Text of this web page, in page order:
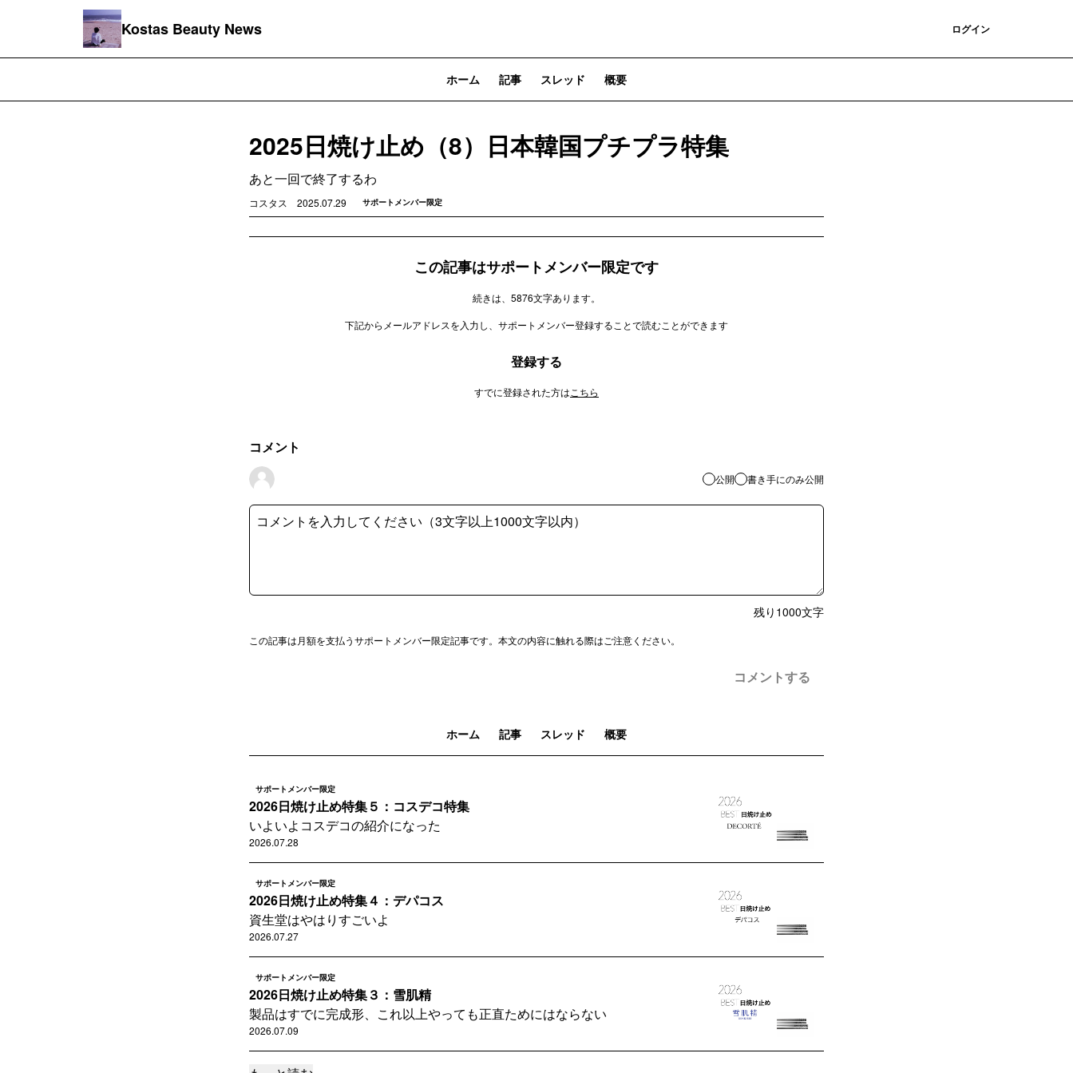
Kostas Beauty News ログイン
ホーム 記事 スレッド 概要
2025日焼け止め（8）日本韓国プチプラ特集
あと一回で終了するわ
コスタス 2025.07.29 サポートメンバー限定
この記事はサポートメンバー限定です
続きは、5876文字あります。
下記からメールアドレスを入力し、サポートメンバー登録することで読むことができます
登録する
すでに登録された方は こちら
コメント
公開 書き手にのみ公開
残り 1000文字
この記事は月額を支払うサポートメンバー限定記事です。本文の内容に触れる際はご注意ください。
コメントする
ホーム 記事 スレッド 概要
サポートメンバー限定
2026日焼け止め特集５：コスデコ特集
いよいよコスデコの紹介になった
2026.07.28
サポートメンバー限定
2026日焼け止め特集４：デパコス
資生堂はやはりすごいよ
2026.07.27
サポートメンバー限定
2026日焼け止め特集３：雪肌精
製品はすでに完成形、これ以上やっても正直ためにはならない
2026.07.09